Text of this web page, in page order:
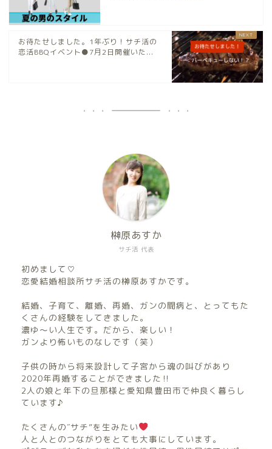
お待たせしました。1年ぶり！サチ活の
恋活BBQイベント●7月2日開催いた...
サチ活 代表
榊原あすか
初めまして♡
恋愛結婚相談所サチ活の榊原あすかです。
結婚、子育て、離婚、再婚、ガンの闘病と、とってもた
くさんの経験をしてきました。
濃ゆ〜い人生です。だから、楽しい！
ガンより怖いものなしです（笑）
子供の時から将来設計して子宮から魂の叫びがあり
2020年再婚することができました‼︎
2人の娘と年下の旦那様と愛知県豊田市で仲良く暮らし
ています♪
たくさんの″サチ”を生みたい
人と人とのつながりをとても大事にしています。